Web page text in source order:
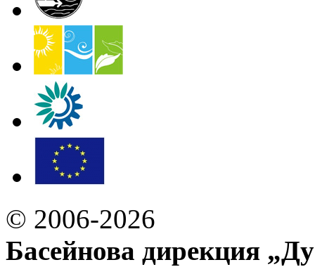
© 2006-2026
Басейнова дирекция